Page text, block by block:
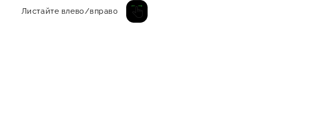
Листайте влево/вправо